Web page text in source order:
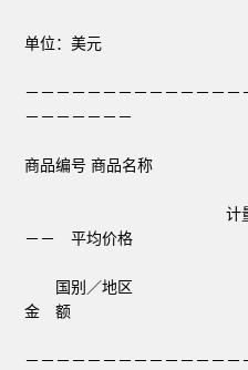
单位：美元
－－－－－－－－－－－－－
－－－－－－－
商品编号 商品
计量单位 －
－－ 平均价格
国别／
金 额
－－－－－－－－－－－－－